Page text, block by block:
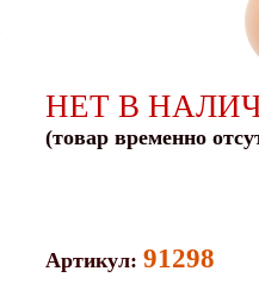
НЕТ В
(товар временно
Артикул: 91298